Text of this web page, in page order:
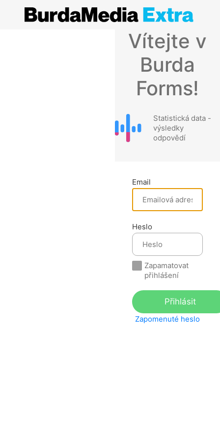
Vítejte v
Burda
Forms!
Statistická data -
výsledky
odpovědí
Email
Heslo
Zapamatovat
přihlášení
Zapomenuté heslo